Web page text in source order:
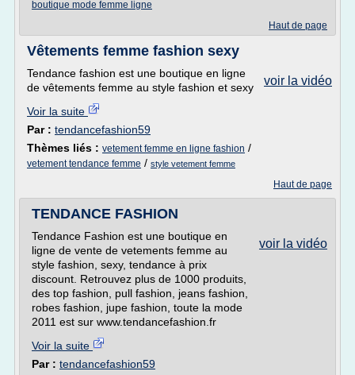
boutique mode femme ligne
Haut de page
Vêtements femme fashion sexy
voir la vidéo
Tendance fashion est une boutique en ligne
de vêtements femme au style fashion et sexy
Voir la suite
Par : tendancefashion59
Thèmes liés : vetement femme en ligne fashion /
vetement tendance femme / style vetement femme
Haut de page
TENDANCE FASHION
voir la vidéo
Tendance Fashion est une boutique en
ligne de vente de vetements femme au
style fashion, sexy, tendance à prix
discount. Retrouvez plus de 1000 produits,
des top fashion, pull fashion, jeans fashion,
robes fashion, jupe fashion, toute la mode
2011 est sur www.tendancefashion.fr
Voir la suite
Par : tendancefashion59